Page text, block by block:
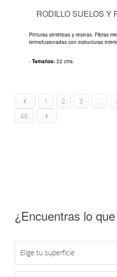
RODILLO SUELOS Y
Pinturas sintéticas y resinas. Fibras
termofusionadas con estructuras
- Tamaños: 22 cms.
1 2 3
46
¿Encuentras lo
Elige tu superficie